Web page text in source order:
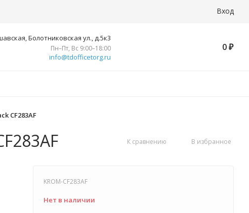
Вход
Болотниковская ул., д.5к3
Пн–Пт, Вс 9:00–18:00
info@tdofficetorg.ru
0 ₽
CF283AF
К сравнению В избранное
KROM-CF283AF
Нет в наличии